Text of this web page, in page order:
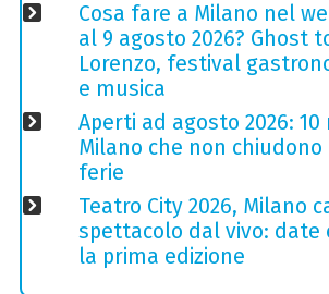
Cosa fare a Milano nel
al 9 agosto 2026? Ghost
Lorenzo, festival
e musica
Aperti ad agosto 2026:
Milano che non chiudono
ferie
Teatro City 2026, Milano
spettacolo dal vivo: date
la prima edizione